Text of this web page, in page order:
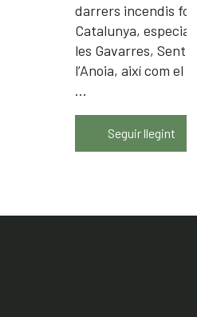
darrers incendis
Catalunya,
les Gavarres,
l’Anoia, així com el
...
Seguir llegint